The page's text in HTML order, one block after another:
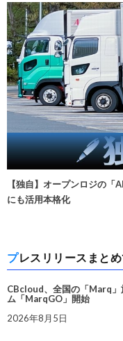
【独自】オープンロジの
にも活用本格化
プレスリリースまと
CBcloud、全国の「Marq」
ム「MarqGO」開始
2026年8月5日